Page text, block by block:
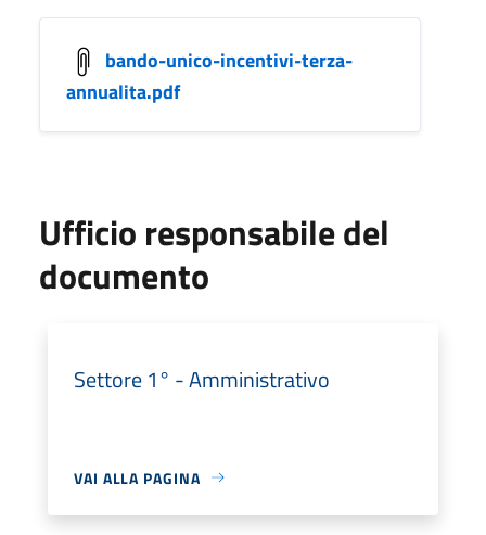
bando-unico-incentivi-terza-
annualita.pdf
Ufficio responsabile del
documento
Settore 1° - Amministrativo
VAI ALLA PAGINA